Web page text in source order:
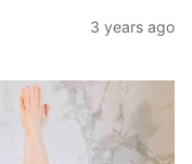
3 years ago